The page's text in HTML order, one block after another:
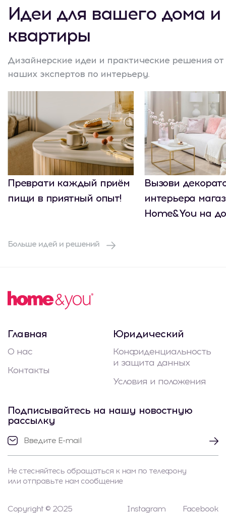
Идеи для вашего дома и
квартиры
Дизайнерские идеи и практические решения от
наших экспертов по интерьеру.
Преврати каждый приём
пищи в приятный опыт!
Вызови
интерьера
Home&You на
Больше идей и решений
Главная
О нас
Контакты
Юридический
Конфиденциальность
и защита данных
Условия и положения
Подписывайтесь на нашу новостную
рассылку
Не стесняйтесь обращаться к нам по телефону
или отправьте нам сообщение
Copyright © 2025 Instagram Facebook